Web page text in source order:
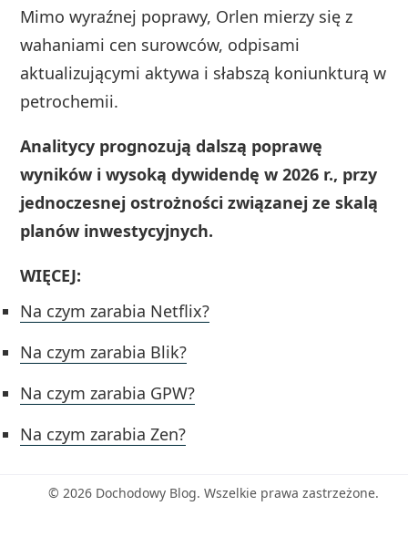
Mimo wyraźnej poprawy, Orlen mierzy się z
wahaniami cen surowców, odpisami
aktualizującymi aktywa i słabszą koniunkturą w
petrochemii.
Analitycy prognozują dalszą poprawę
wyników i wysoką dywidendę w 2026 r., przy
jednoczesnej ostrożności związanej ze skalą
planów inwestycyjnych.
WIĘCEJ:
Na czym zarabia Netflix?
Na czym zarabia Blik?
Na czym zarabia GPW?
Na czym zarabia Zen?
© 2026 Dochodowy Blog. Wszelkie prawa zastrzeżone.